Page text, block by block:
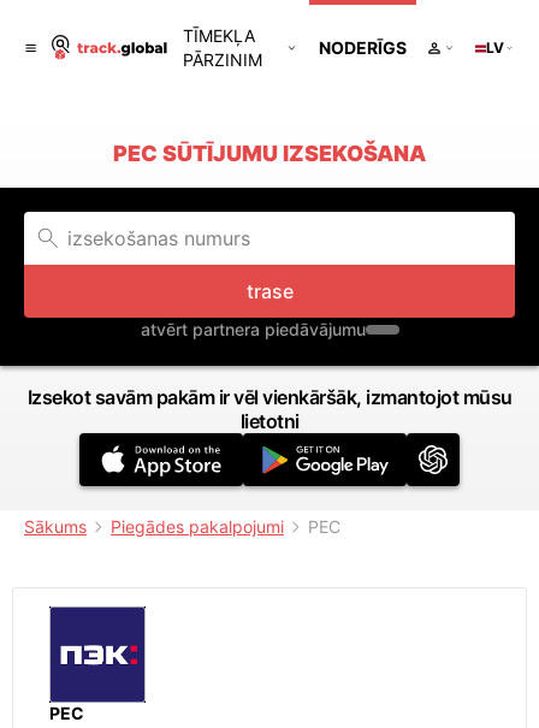
TĪMEKĻA
PĀRZINIM
NODERĪGS LV
PEC SŪTĪJUMU IZSEKOŠANA
trase
atvērt partnera piedāvājumu
Izsekot savām pakām ir vēl vienkāršāk, izmantojot mūsu
lietotni
Sākums Piegādes pakalpojumi PEC
PEC